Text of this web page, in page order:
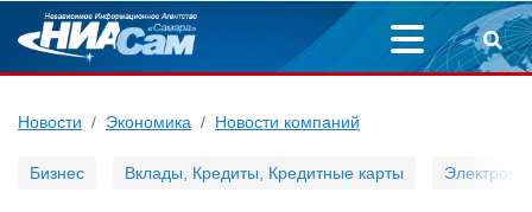
Новости Экономика Новости компаний
Бизнес Вклады, Кредиты, Кредитные карты